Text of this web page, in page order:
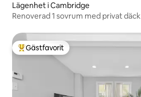
Lägenhet i Cambridge
Renoverad 1 sovrum med privat däck
Populär gästfavorit
Gästfavorit